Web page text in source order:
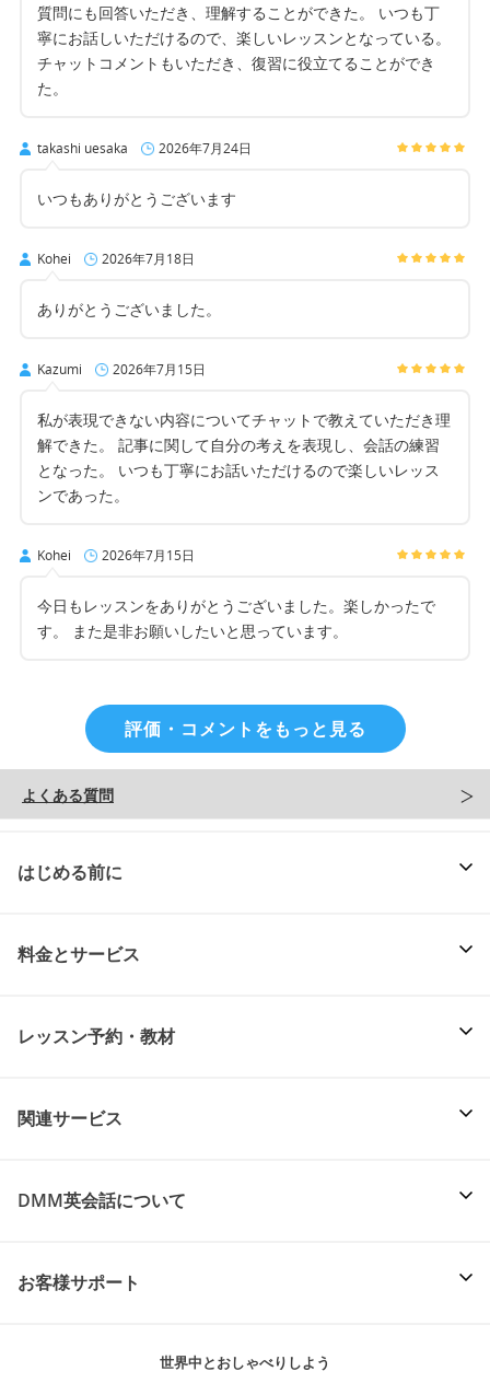
質問にも回答いただき、理解することができた。 いつも丁
寧にお話しいただけるので、楽しいレッスンとなっている。
チャットコメントもいただき、復習に役立てることができ
た。
takashi uesaka 2026年7月24日
いつもありがとうございます
Kohei 2026年7月18日
ありがとうございました。
Kazumi 2026年7月15日
私が表現できない内容についてチャットで教えていただき理
解できた。 記事に関して自分の考えを表現し、会話の練習
となった。 いつも丁寧にお話いただけるので楽しいレッス
ンであった。
Kohei 2026年7月15日
今日もレッスンをありがとうございました。楽しかったで
す。 また是非お願いしたいと思っています。
評価・コメントをもっと見る
よくある質問
はじめる前に
料金とサービス
レッスン予約・教材
関連サービス
DMM英会話について
お客様サポート
世界中とおしゃべりしよう